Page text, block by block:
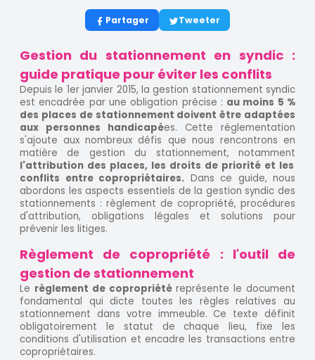
Partager Tweeter
Gestion du stationnement en syndic :
guide pratique pour éviter les conflits
Depuis le 1er janvier 2015, la gestion stationnement syndic
est encadrée par une obligation précise : au moins 5 %
des places de stationnement doivent être adaptées
aux personnes handicapées. Cette réglementation
s'ajoute aux nombreux défis que nous rencontrons en
matière de gestion du stationnement, notamment
l'attribution des places, les droits de priorité et les
conflits entre copropriétaires. Dans ce guide, nous
abordons les aspects essentiels de la gestion syndic des
stationnements : règlement de copropriété, procédures
d'attribution, obligations légales et solutions pour
prévenir les litiges.
Règlement de copropriété : l'outil de
gestion de stationnement
Le règlement de copropriétéreprésente le document
fondamental qui dicte toutes les règles relatives au
stationnement dans votre immeuble. Ce texte définit
obligatoirement le statut de chaque lieu, fixe les
conditions d'utilisation et encadre les transactions entre
copropriétaires.